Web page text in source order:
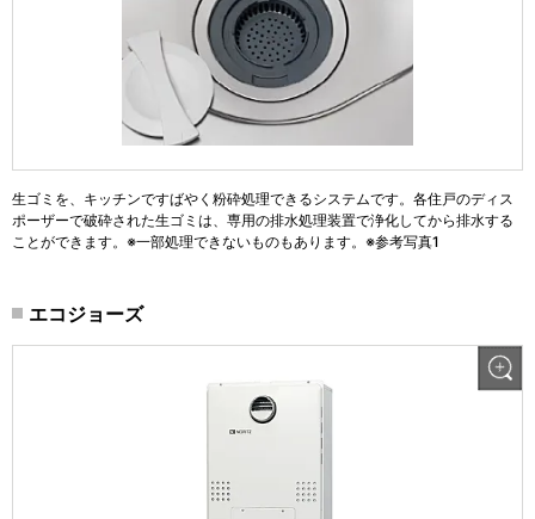
生ゴミを、キッチンですばやく粉砕処理できるシステムです。各住戸のディス
ポーザーで破砕された生ゴミは、専用の排水処理装置で浄化してから排水する
ことができます。※一部処理できないものもあります。※参考写真1
エコジョーズ